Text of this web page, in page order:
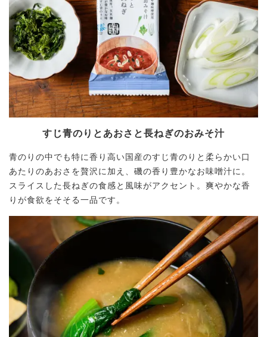
すじ青のりとあおさと長ねぎのおみそ汁
青のりの中でも特に香り高い国産のすじ青のりと柔らかい口
あたりのあおさを贅沢に加え、磯の香り豊かなお味噌汁に。
スライスした長ねぎの食感と風味がアクセント。爽やかな香
りが食欲をそそる一品です。